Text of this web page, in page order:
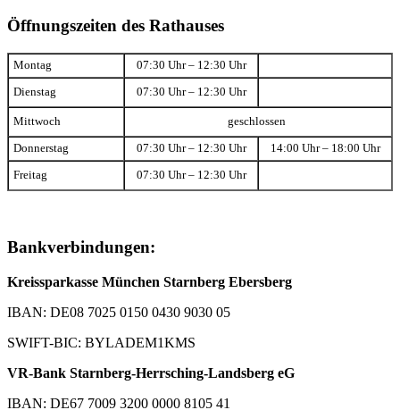
Öffnungszeiten des Rathauses
Montag 07:30 Uhr – 12:30 Uhr
Dienstag 07:30 Uhr – 12:30 Uhr
Mittwoch geschlossen
Donnerstag 07:30 Uhr – 12:30 Uhr 14:00 Uhr – 18:00 Uhr
Freitag 07:30 Uhr – 12:30 Uhr
Bankverbindungen:
Kreissparkasse München Starnberg Ebersberg
IBAN: DE08 7025 0150 0430 9030 05
SWIFT-BIC: BYLADEM1KMS
VR-Bank Starnberg-Herrsching-Landsberg eG
IBAN: DE67 7009 3200 0000 8105 41